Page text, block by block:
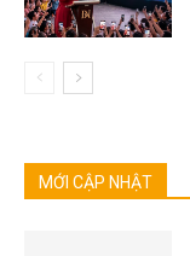
MỚI CẬP NHẬT